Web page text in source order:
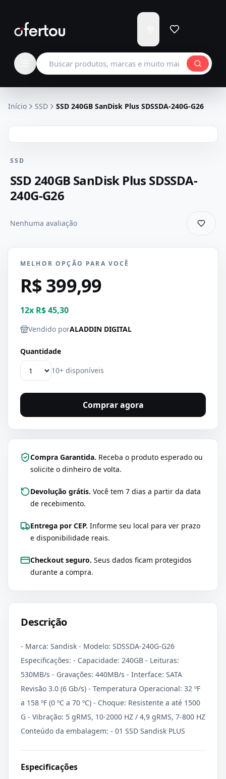
para
Carregando...
Buscar produtos
Início SSD SSD 240GB SanDisk Plus SDSSDA-240G-G26
SSD
SSD 240GB SanDisk Plus SDSSDA-
240G-G26
Nenhuma avaliação
MELHOR OPÇÃO PARA VOCÊ
R$ 399,99
12x R$ 45,30
Vendido porALADDIN DIGITAL
Quantidade
10+ disponíveis
Comprar agora
Compra Garantida. Receba o produto esperado ou
solicite o dinheiro de volta.
Devolução grátis. Você tem 7 dias a partir da data
de recebimento.
Entrega por CEP. Informe seu local para ver prazo
e disponibilidade reais.
Checkout seguro. Seus dados ficam protegidos
durante a compra.
Descrição
- Marca: Sandisk - Modelo: SDSSDA-240G-G26
Especificações: - Capacidade: 240GB - Leituras:
530MB/s - Gravações: 440MB/s - Interface: SATA
Revisão 3.0 (6 Gb/s) - Temperatura Operacional: 32 ºF
a 158 ºF (0 ºC a 70 ºC) - Choque: Resistente a até 1500
G - Vibração: 5 gRMS, 10-2000 HZ / 4,9 gRMS, 7-800 HZ
Conteúdo da embalagem: - 01 SSD Sandisk PLUS
Especificações